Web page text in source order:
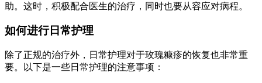
助。这时，积极配合医生的治疗，同时也要从容应对病程。
如何进行日常护理
除了正规的治疗外，日常护理对于玫瑰糠疹的恢复也非常重
要。以下是一些日常护理的注意事项：